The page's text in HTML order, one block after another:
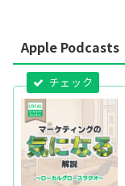
Apple Podcasts